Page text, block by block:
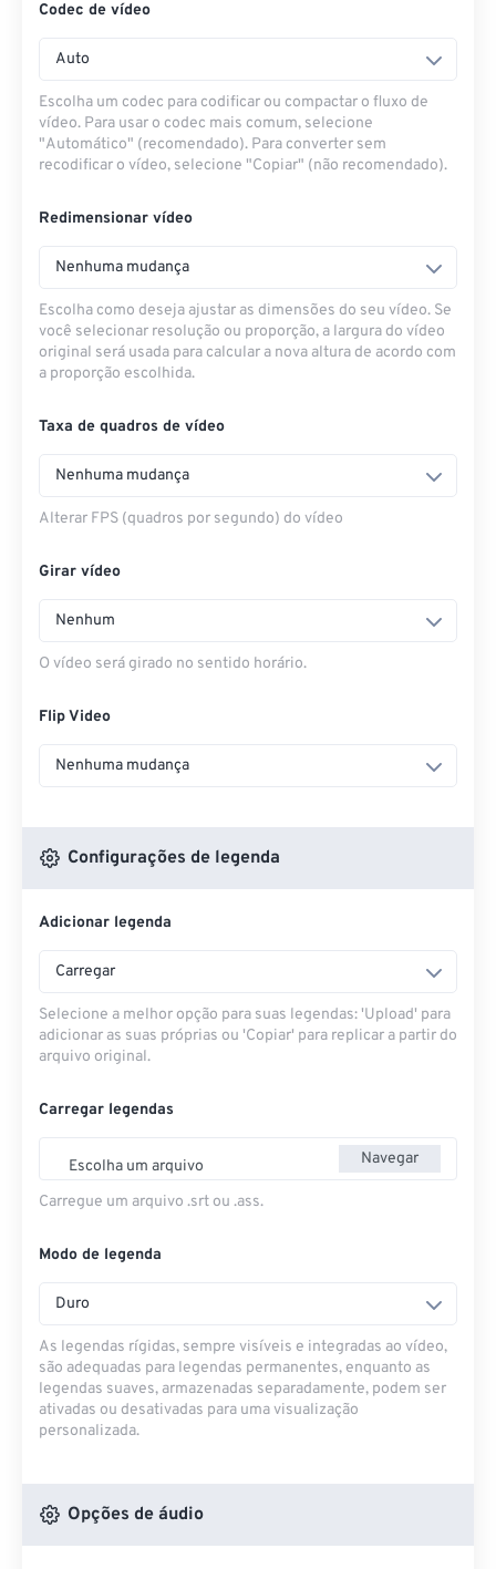
Codec de vídeo
Auto
Escolha um codec para codificar ou compactar o fluxo de
vídeo. Para usar o codec mais comum, selecione
"Automático" (recomendado). Para converter sem
recodificar o vídeo, selecione "Copiar" (não recomendado).
Redimensionar vídeo
Nenhuma mudança
Escolha como deseja ajustar as dimensões do seu vídeo. Se
você selecionar resolução ou proporção, a largura do vídeo
original será usada para calcular a nova altura de acordo com
a proporção escolhida.
Taxa de quadros de vídeo
Nenhuma mudança
Alterar FPS (quadros por segundo) do vídeo
Girar vídeo
Nenhum
O vídeo será girado no sentido horário.
Flip Video
Nenhuma mudança
Configurações de legenda
Adicionar legenda
Carregar
Selecione a melhor opção para suas legendas: 'Upload' para
adicionar as suas próprias ou 'Copiar' para replicar a partir do
arquivo original.
Carregar legendas
Escolha um arquivo Navegar
Carregue um arquivo .srt ou .ass.
Modo de legenda
Duro
As legendas rígidas, sempre visíveis e integradas ao vídeo,
são adequadas para legendas permanentes, enquanto as
legendas suaves, armazenadas separadamente, podem ser
ativadas ou desativadas para uma visualização
personalizada.
Opções de áudio